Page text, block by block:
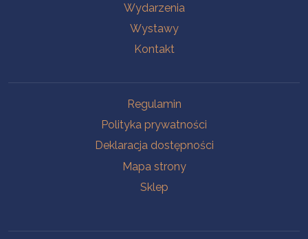
Wydarzenia
Wystawy
Kontakt
Regulamin
Polityka prywatności
Deklaracja dostępności
Mapa strony
Sklep